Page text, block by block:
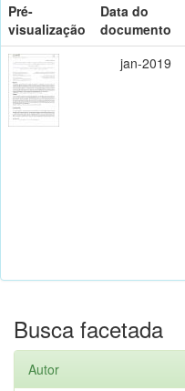
Pré-
visualização
Data do
documento
jan-2019
Busca facetada
Autor